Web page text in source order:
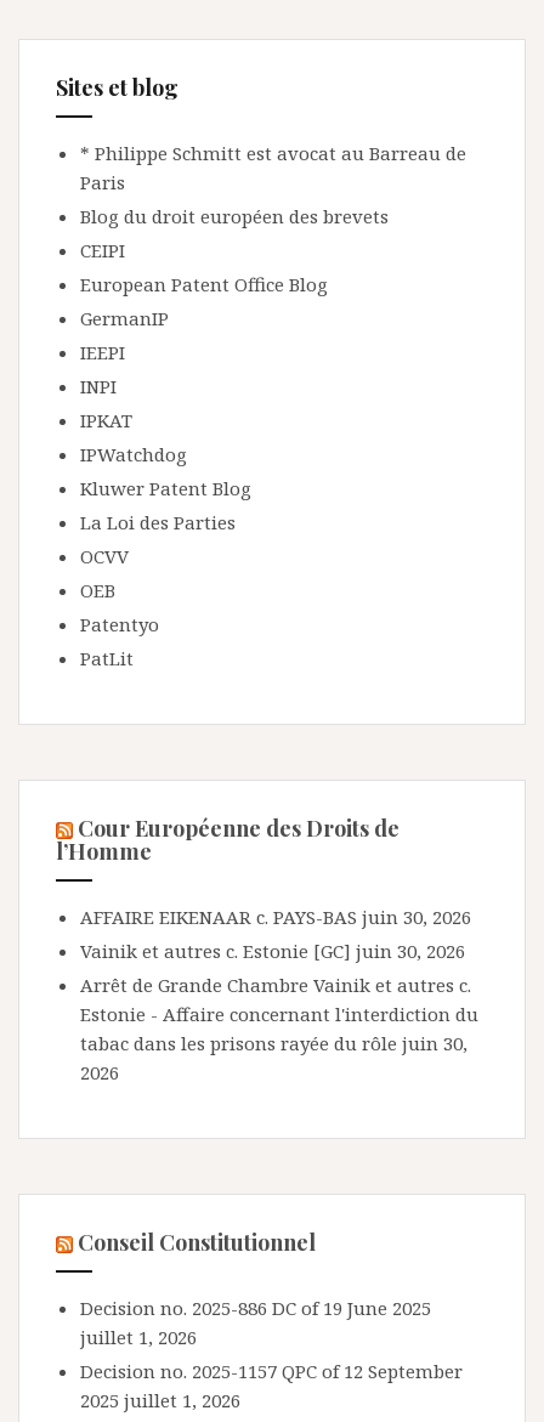
Sites et blog
* Philippe Schmitt est avocat au Barreau de
Paris
Blog du droit européen des brevets
CEIPI
European Patent Office Blog
GermanIP
IEEPI
INPI
IPKAT
IPWatchdog
Kluwer Patent Blog
La Loi des Parties
OCVV
OEB
Patentyo
PatLit
Cour Européenne des Droits de
l’Homme
AFFAIRE EIKENAAR c. PAYS-BAS juin 30, 2026
Vainik et autres c. Estonie [GC] juin 30, 2026
Arrêt de Grande Chambre Vainik et autres c.
Estonie - Affaire concernant l'interdiction du
tabac dans les prisons rayée du rôle juin 30,
2026
Conseil Constitutionnel
Decision no. 2025-886 DC of 19 June 2025
juillet 1, 2026
Decision no. 2025-1157 QPC of 12 September
2025 juillet 1, 2026